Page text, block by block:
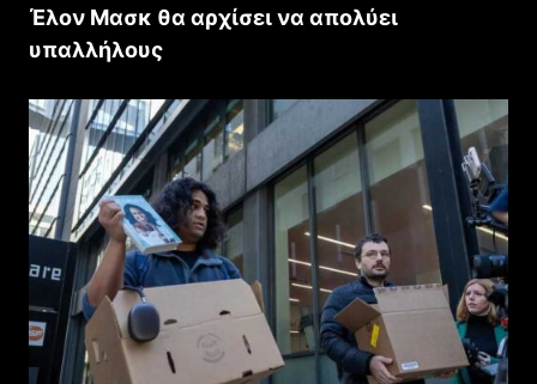
Έλον Μασκ θα αρχίσει να απολύει
υπαλλήλους